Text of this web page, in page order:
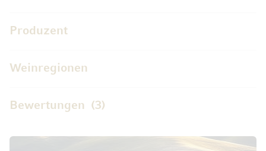
Produzent
Weinregionen
Bewertungen 3